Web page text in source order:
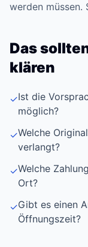
werden müssen.
Das
klären
✓Ist die
möglich?
✓Welche
verlangt?
✓Welche
Ort?
✓Gibt es einen
Öffnungszeit?